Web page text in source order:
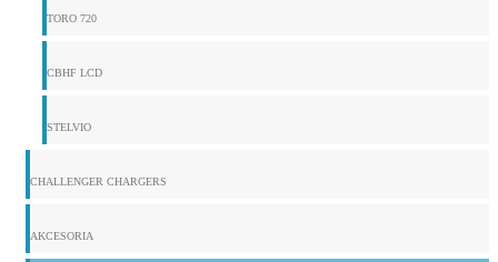
TORO 720
CBHF LCD
STELVIO
CHALLENGER CHARGERS
AKCESORIA